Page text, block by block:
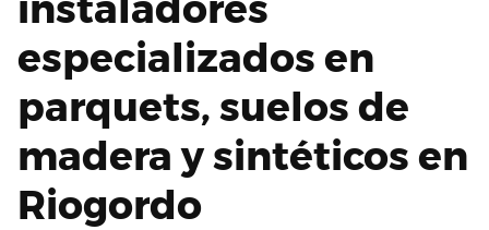
especializados en
parquets, suelos de
madera y sintéticos en
Riogordo